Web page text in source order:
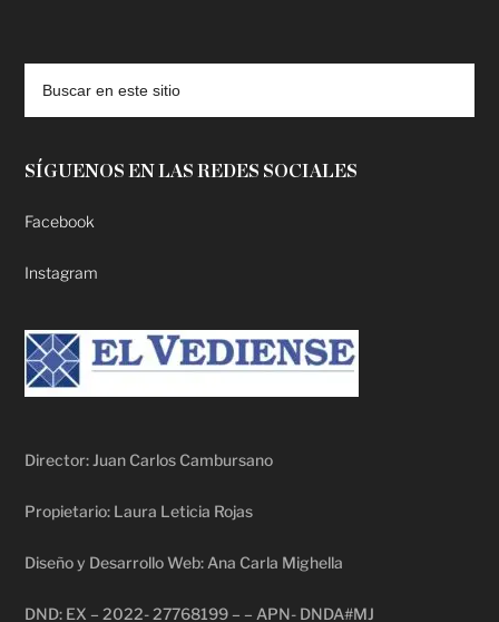
SÍGUENOS EN LAS REDES SOCIALES
Facebook
Instagram
Director: Juan Carlos Cambursano
Propietario: Laura Leticia Rojas
Diseño y Desarrollo Web: Ana Carla Mighella
DND: EX – 2022- 27768199 – – APN- DNDA#MJ